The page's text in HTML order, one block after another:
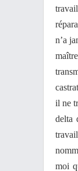
n’a
il ne
delta
moi